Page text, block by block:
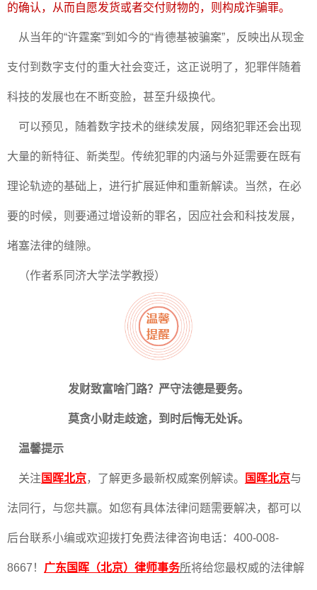
的确认，从而自愿发货或者交付财物的，则构成诈骗罪。
从当年的“许霆案”到如今的“肯德基被骗案”，反映出从现金
支付到数字支付的重大社会变迁，这正说明了，犯罪伴随着
科技的发展也在不断变脸，甚至升级换代。
可以预见，随着数字技术的继续发展，网络犯罪还会出现
大量的新特征、新类型。传统犯罪的内涵与外延需要在既有
理论轨迹的基础上，进行扩展延伸和重新解读。当然，在必
要的时候，则要通过增设新的罪名，因应社会和科技发展，
堵塞法律的缝隙。
（作者系同济大学法学教授）
发财致富啥门路？严守法德是要务。
莫贪小财走歧途，到时后悔无处诉。
温馨提示
关注 国晖北京，了解更多最新权威案例解读。 国晖北京与
法同行，与您共赢。如您有具体法律问题需要解决，都可以
后台联系小编或欢迎拨打免费法律咨询电话：400-008-
8667！ 广东国晖（北京）律师事务所将给您最权威的法律解